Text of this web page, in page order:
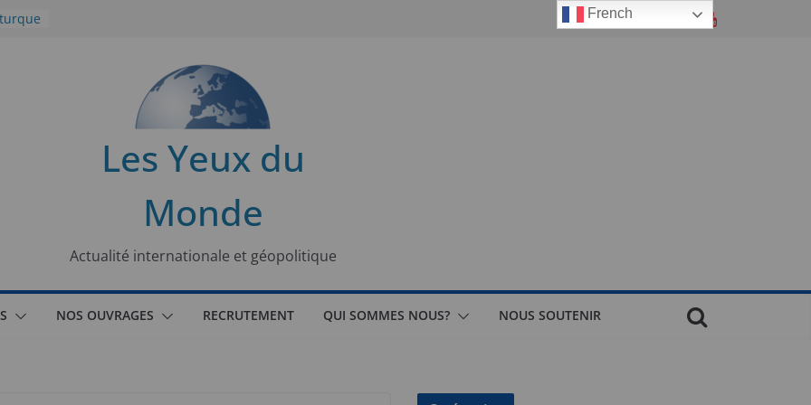
Les Yeux du
Monde
Actualité internationale et géopolitique
NOS OUVRAGES RECRUTEMENT QUI SOMMES NOUS? NOUS SOUTENIR
French